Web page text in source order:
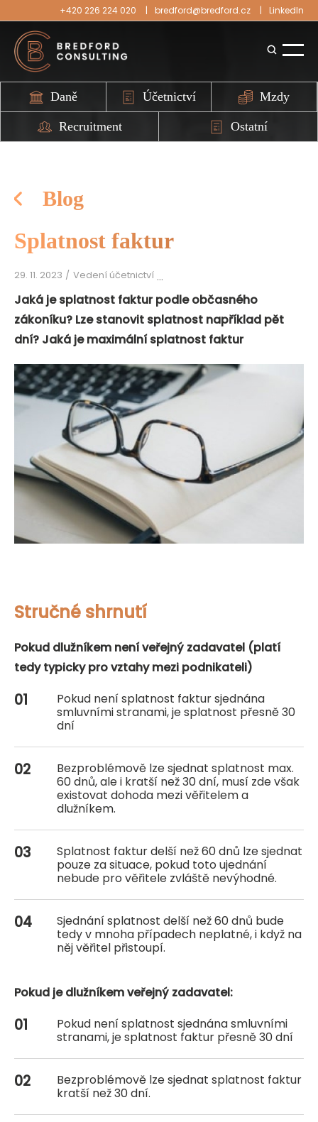
+420 226 224 020 bredford@bredford.cz LinkedIn
Daně Účetnictví Mzdy
Recruitment Ostatní
Blog
Splatnost faktur
29. 11. 2023 Vedení účetnictví
Jaká je splatnost faktur podle občasného
zákoníku? Lze stanovit splatnost například pět
dní? Jaká je maximální splatnost faktur
Stručné shrnutí
Pokud dlužníkem není veřejný zadavatel (platí
tedy typicky pro vztahy mezi podnikateli)
Pokud není splatnost faktur sjednána
smluvními stranami, je splatnost přesně 30
dní
Bezproblémově lze sjednat splatnost max.
60 dnů, ale i kratší než 30 dní, musí zde však
existovat dohoda mezi věřitelem a
dlužníkem.
Splatnost faktur delší než 60 dnů lze sjednat
pouze za situace, pokud toto ujednání
nebude pro věřitele zvláště nevýhodné.
Sjednání splatnost delší než 60 dnů bude
tedy v mnoha případech neplatné, i když na
něj věřitel přistoupí.
Pokud je dlužníkem veřejný zadavatel:
Pokud není splatnost sjednána smluvními
stranami, je splatnost faktur přesně 30 dní
Bezproblémově lze sjednat splatnost faktur
kratší než 30 dní.